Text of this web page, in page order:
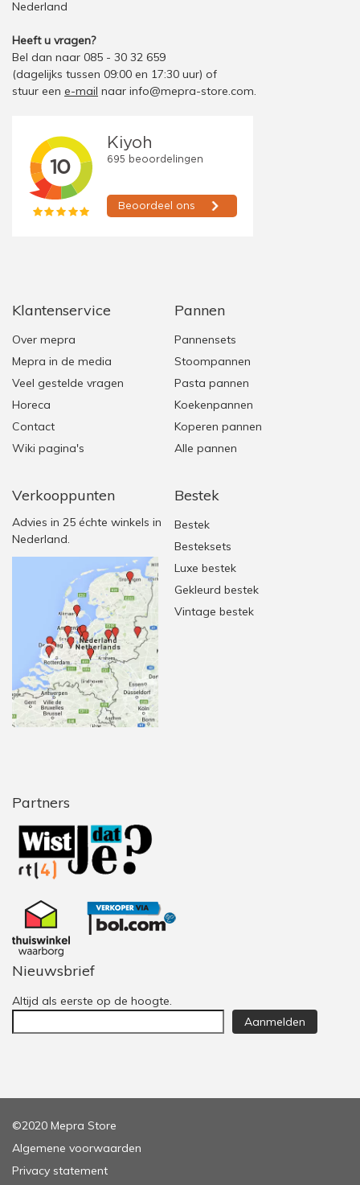
Nederland
Heeft u vragen?
Bel dan naar 085 - 30 32 659
(dagelijks tussen 09:00 en 17:30 uur) of
stuur een e-mail naar info@mepra-store.com.
Klantenservice
Over mepra
Mepra in de media
Veel gestelde vragen
Horeca
Contact
Wiki pagina's
Verkooppunten
Advies in 25 échte winkels in
Nederland.
Pannen
Pannensets
Stoompannen
Pasta pannen
Koekenpannen
Koperen pannen
Alle pannen
Bestek
Bestek
Besteksets
Luxe bestek
Gekleurd bestek
Vintage bestek
Partners
Nieuwsbrief
Altijd als eerste op de hoogte.
Aanmelden
©2020 Mepra Store
Algemene voorwaarden
Privacy statement